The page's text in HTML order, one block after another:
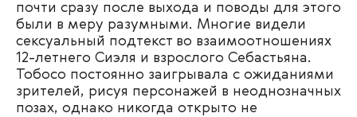
почти сразу после выхода и поводы для этого
были в меру разумными. Многие видели
сексуальный подтекст во взаимоотношениях
12-летнего Сиэля и взрослого Себастьяна.
Тобосо постоянно заигрывала с ожиданиями
зрителей, рисуя персонажей в неоднозначных
позах, однако никогда открыто не